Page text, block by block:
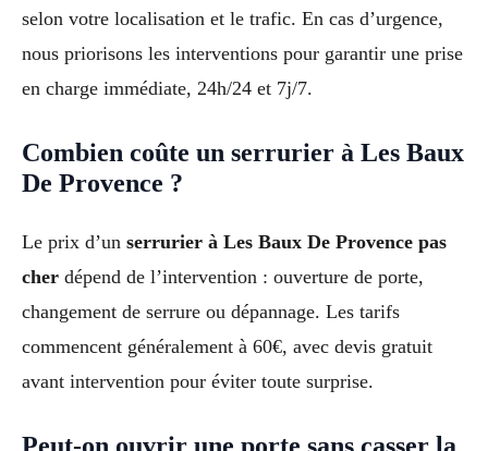
selon votre localisation et le trafic. En cas d’urgence,
nous priorisons les interventions pour garantir une prise
en charge immédiate, 24h/24 et 7j/7.
Combien coûte un serrurier à Les Baux
De Provence ?
Le prix d’un serrurier à Les Baux De Provence pas
cher dépend de l’intervention : ouverture de porte,
changement de serrure ou dépannage. Les tarifs
commencent généralement à 60€, avec devis gratuit
avant intervention pour éviter toute surprise.
Peut-on ouvrir une porte sans casser la